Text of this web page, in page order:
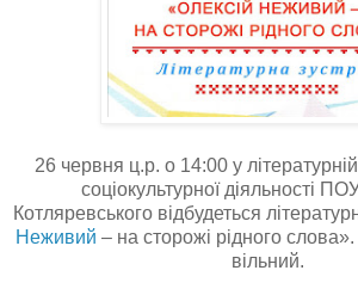
26 червня ц.р. о 14:00 у літературній
соціокультурної діяльності
Котляревського відбудеться
Неживий – на сторожі рідного слова».
вільний.